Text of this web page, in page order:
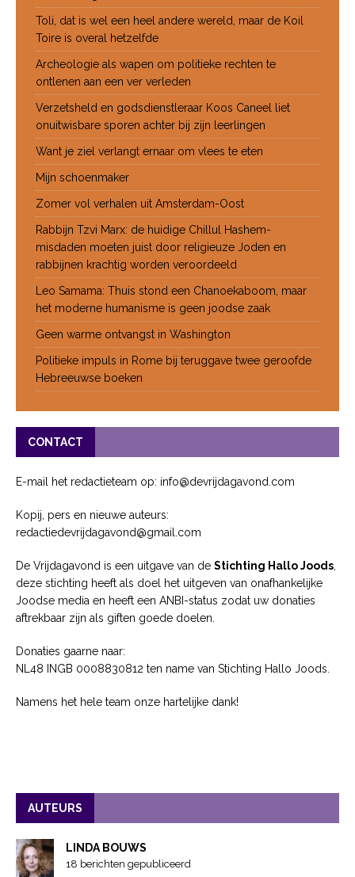
Toli, dat is wel een heel andere wereld, maar de Koil
Toire is overal hetzelfde
Archeologie als wapen om politieke rechten te
ontlenen aan een ver verleden
Verzetsheld en godsdienstleraar Koos Caneel liet
onuitwisbare sporen achter bij zijn leerlingen
Want je ziel verlangt ernaar om vlees te eten
Mijn schoenmaker
Zomer vol verhalen uit Amsterdam-Oost
Rabbijn Tzvi Marx: de huidige Chillul Hashem-
misdaden moeten juist door religieuze Joden en
rabbijnen krachtig worden veroordeeld
Leo Samama: Thuis stond een Chanoekaboom, maar
het moderne humanisme is geen joodse zaak
Geen warme ontvangst in Washington
Politieke impuls in Rome bij teruggave twee geroofde
Hebreeuwse boeken
CONTACT
E-mail het redactieteam op: info@devrijdagavond.com
Kopij, pers en nieuwe auteurs:
redactiedevrijdagavond@gmail.com
De Vrijdagavond is een uitgave van de Stichting Hallo Joods,
deze stichting heeft als doel het uitgeven van onafhankelijke
Joodse media en heeft een ANBI-status zodat uw donaties
aftrekbaar zijn als giften goede doelen.
Donaties gaarne naar:
NL48 INGB 0008830812 ten name van Stichting Hallo Joods.
Namens het hele team onze hartelijke dank!
AUTEURS
LINDA BOUWS
18 berichten gepubliceerd